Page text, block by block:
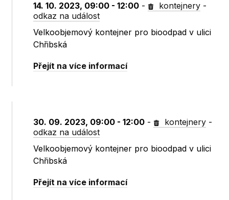
14. 10. 2023, 09:00 - 12:00 - kontejnery -
odkaz na událost
Velkoobjemový kontejner pro bioodpad v ulici
Chřibská
Přejít na více informací
30. 09. 2023, 09:00 - 12:00 - kontejnery -
odkaz na událost
Velkoobjemový kontejner pro bioodpad v ulici
Chřibská
Přejít na více informací